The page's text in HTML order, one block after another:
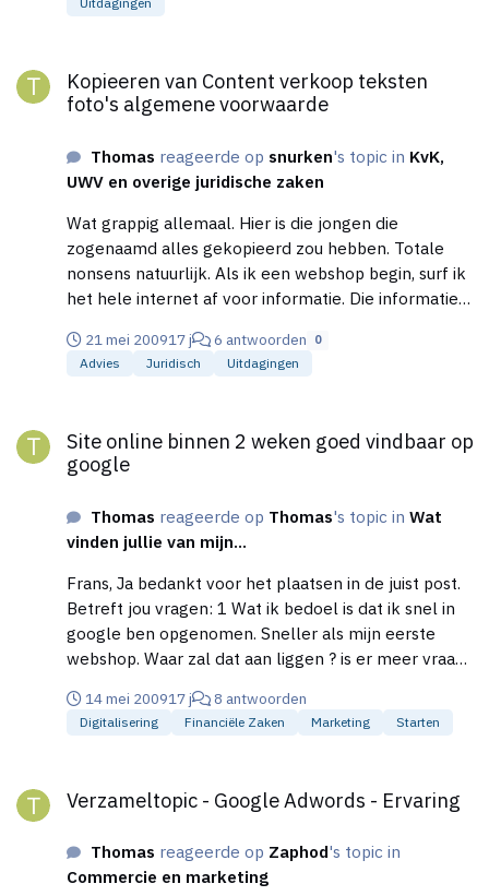
Voordeel: Het inklaren bij de douane gaat dan
erin / eruit gaat. Ook als jij jou producten laat
bezorgen in Zwitsterland, vanuit daar naar
ingevuld en geretourneerd aan de Douane ? Stel..
Als je het nu niet invult, wat gaat er dan gebeuren /?
Kopieeren van Content verkoop teksten
foto's algemene voorwaarde
Thomas reageerde op snurken's topic in KvK,
UWV en overige juridische zaken
Wat grappig allemaal. Hier is die jongen die
zogenaamd alles gekopieerd zou hebben. Totale
nonsens natuurlijk. Als ik een webshop begin, surf ik
het hele internet af voor informatie. Die informatie
in de ondernemers wereld HP... Als je bang bent
voor concurrentie ga je maar in een andere speeltuin
voordeligscheren en 123snurk is, links verwijderd.]
21 mei 200917 j 6 antwoorden 0
Advies Juridisch Uitdagingen
Site online binnen 2 weken goed vindbaar op
google
Thomas reageerde op Thomas's topic inWat
vinden jullie van mijn...
Frans, Ja bedankt voor het plaatsen in de juist post.
Betreft jou vragen: 1 Wat ik bedoel is dat ik snel in
google ben opgenomen. Sneller als mijn eerste
webshop. Waar zal dat aan liggen ? is er meer vraag
snurken ? Dat laatste is het niet, want zijn redelijk
veel anti snurk sites. Alleen het verschil is dat je op
gedaan, toch ! Dat ik niet in de top30 sta. Komt
geplaatst en mijn pagerank niet optimaal is. Zodra
die (6maand) 3/10 is sta ik zeker op de eerste pagina
14 mei 200917 j 8 antwoorden
Digitalisering Financiële Zaken Marketing Starten
Verzameltopic - Google Adwords - Ervaring
Thomas reageerde op Zaphod's topic in
Commercie en marketing